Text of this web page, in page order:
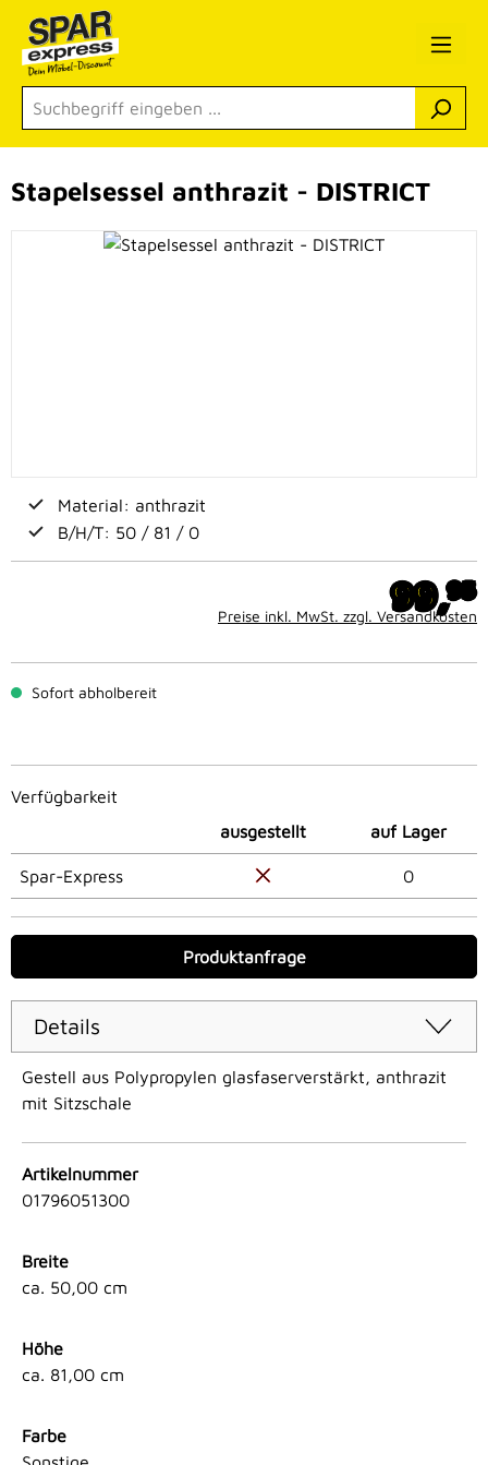
Zum Hauptinhalt springen
Bildergalerie überspringen
Stapelsessel anthrazit - DISTRICT
Material: anthrazit
B/H/T: 50 / 81 / 0
99,95
Preise inkl. MwSt. zzgl. Versandkosten
Sofort abholbereit
Verfügbarkeit
ausgestellt
auf Lager
Spar-Express 0
Produktanfrage
Details
Gestell aus Polypropylen glasfaserverstärkt, anthrazit
mit Sitzschale
Artikelnummer
01796051300
Breite
ca. 50,00 cm
Höhe
ca. 81,00 cm
Farbe